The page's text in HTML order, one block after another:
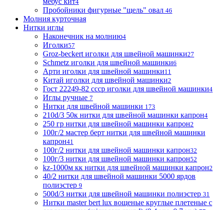
4
Пробойники фигурные "щель" овал 46
Молния курточная
Нитки иглы
Наконечник на молнию4
Иголки57
Groz-beckert иголки для швейной машинки27
Schmetz иголки для швейной машинки6
Арти иголки для швейной машинки11
Китай иголки для швейной машинки2
Гост 22249-82 ссср иголки для швейной машинки4
Иглы ручные 7
Нитки для швейной машинки 173
210d/3 50к нитки для швейной машинки капрон4
250 гр нитки для швейной машинки капрон2
100г/2 мастер берт нитки для швейной машинки
капрон41
100г/2 нитки для швейной машинки капрон32
100г/3 нитки для швейной машинки капрон52
kz-1000м кк нитки для швейной машинки капрон2
40/2 нитки для швейной машинки 5000 ярдов
полиэстер 9
500d/3 нитки для швейной машинки полиэстер 31
Нитки master bert lux вощеные круглые плетеные с